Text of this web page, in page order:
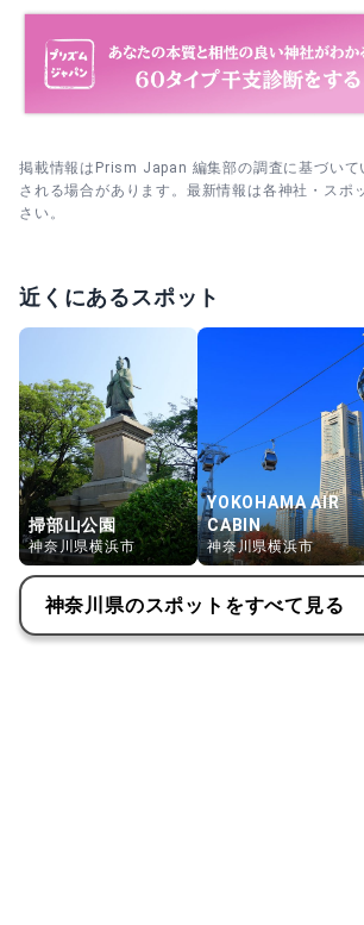
施設祈願（交通安全・家内安全ほか）
交通安全、家内安全、商売繁盛、病気平
幅広く受付。予約不要・随時斎行で、初
の授与があります。
掲載情報はPrism Japan 編集部の調査に基づいて
される場合があります。最新情報は各神社・スポ
さい。
近くにあるスポット
掃部山公園
神奈川県横浜市
YOKOHAMA AIR
CABIN
神奈川県横浜市
神奈川県のスポットをすべて見る